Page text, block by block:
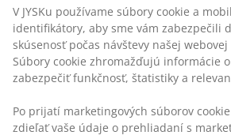
SKU: 2785600
Špecifikácie
V JYSKu používame súbory cookie a
identifikátory, aby sme vám zabezpečili
skúsenosť počas návštevy našej
Súbory cookie zhromažďujú informácie
zabezpečiť funkčnosť, štatistiky a
Po prijatí marketingových súborov
zdieľať vaše údaje o prehliadaní s